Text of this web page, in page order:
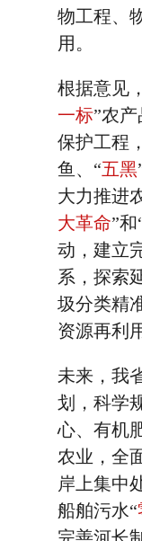
物工程、
用。
根据意见
一标”农
保护工程
鱼、“五黑
大力推进
大革命”和
动，建立
系，探索
圾分类精
资源再利
未来，我
划，科学
心、有机
农业，全
岸上集中
船舶污水“